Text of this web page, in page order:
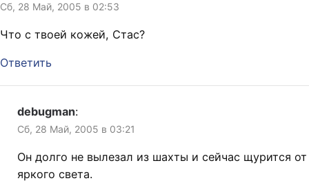
Сб, 28 Май, 2005 в 02:53
Что с твоей кожей, Стас?
Ответить
debugman:
Сб, 28 Май, 2005 в 03:21
Он долго не вылезал из шахты и сейчас щурится от
яркого света.